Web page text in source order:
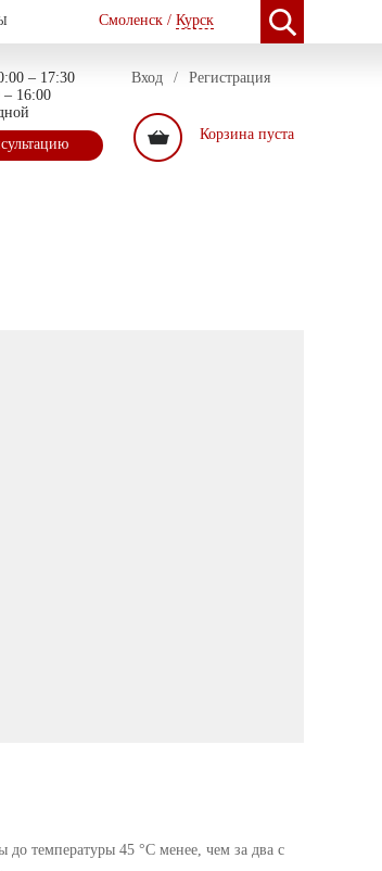
– 17:30
– 16:00
Смоленск / Курск
Вход / Регистрация
Корзина пуста
до температуры 45 °C менее, чем за два с